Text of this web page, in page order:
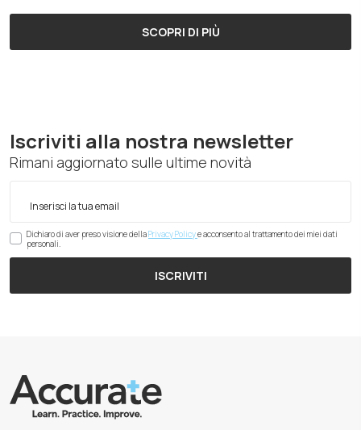
SCOPRI DI PIÙ
Iscriviti alla nostra newsletter
Rimani aggiornato sulle ultime novità
Dichiaro di aver preso visione dellaPrivacy Policye acconsento al trattamento dei miei dati
personali.
ISCRIVITI